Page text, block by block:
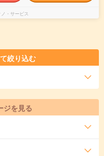
・サービス
絞り込む
ジを見る